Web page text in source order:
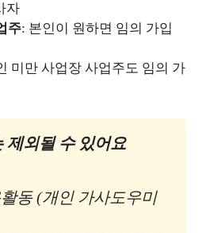
자
주: 본인이 원하면 임의 가입
미만 사업장 사업주도 임의 가
제외될 수 있어요
동 (개인 가사도우미